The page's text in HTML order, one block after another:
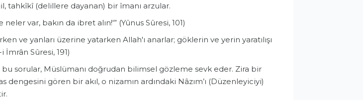
tahkîkî (delillere dayanan) bir îmanı arzular.
var, bakın da ibret alın!'” (Yûnus Sûresi, 101)
ve yanları üzerine yatarken Allah'ı anarlar; göklerin ve yerin yaratılışı
İmrân Sûresi, 191)
bu sorular, Müslümanı doğrudan bilimsel gözleme sevk eder. Zira bir
dengesini gören bir akıl, o nizamın ardındaki Nâzım’ı (Düzenleyiciyi)